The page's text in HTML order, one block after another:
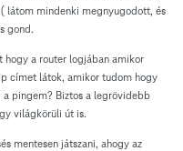
látom mindenki megnyugodott, és
gond.
hogy a router logjában amikor
címet látok, amikor tudom hogy
a pingem? Biztos a legrövidebb
világkörüli út is.
mentesen játszani, ahogy az